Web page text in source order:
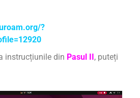
?
instrucțiunile din Pasul II, puteți